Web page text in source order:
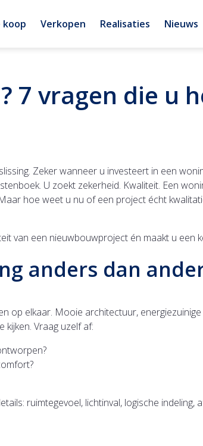
koop Verkopen Realisaties Nieuws
7 vragen die u
Zeker wanneer u investeert in een
U zoekt zekerheid. Kwaliteit. Een
hoe weet u nu of een project écht
van een nieuwbouwproject én maakt u een
anders dan
op elkaar. Mooie architectuur,
Vraag uzelf af:
ruimtegevoel, lichtinval, logische